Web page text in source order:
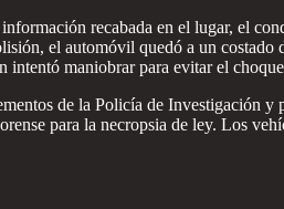
recabada en el lugar, el
el automóvil quedó a un
intentó maniobrar para evitar el
de la Policía de Investigación
para la necropsia de ley. Los